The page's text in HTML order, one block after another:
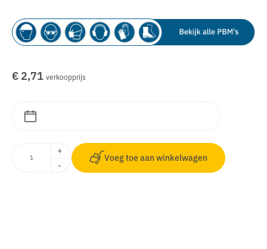
€ 2,71 verkoopprijs
+
-
Voeg toe aan winkelwagen